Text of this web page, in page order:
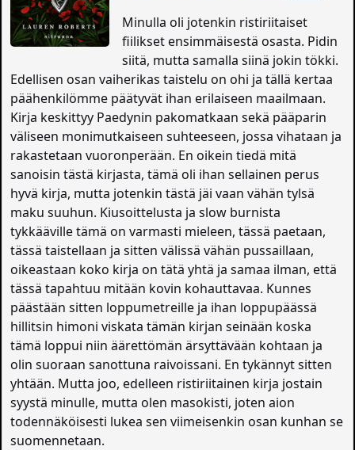
Minulla oli jotenkin ristiriitaiset
fiilikset ensimmäisestä osasta. Pidin
siitä, mutta samalla siinä jokin tökki.
Edellisen osan vaiherikas taistelu on ohi ja tällä kertaa
päähenkilömme päätyvät ihan erilaiseen maailmaan.
Kirja keskittyy Paedynin pakomatkaan sekä pääparin
väliseen monimutkaiseen suhteeseen, jossa vihataan ja
rakastetaan vuoronperään. En oikein tiedä mitä
sanoisin tästä kirjasta, tämä oli ihan sellainen perus
hyvä kirja, mutta jotenkin tästä jäi vaan vähän tylsä
maku suuhun. Kiusoittelusta ja slow burnista
tykkääville tämä on varmasti mieleen, tässä paetaan,
tässä taistellaan ja sitten välissä vähän pussaillaan,
oikeastaan koko kirja on tätä yhtä ja samaa ilman, että
tässä tapahtuu mitään kovin kohauttavaa. Kunnes
päästään sitten loppumetreille ja ihan loppupäässä
hillitsin himoni viskata tämän kirjan seinään koska
tämä loppui niin äärettömän ärsyttävään kohtaan ja
olin suoraan sanottuna raivoissani. En tykännyt sitten
yhtään. Mutta joo, edelleen ristiriitainen kirja jostain
syystä minulle, mutta olen masokisti, joten aion
todennäköisesti lukea sen viimeisenkin osan kunhan se
suomennetaan.